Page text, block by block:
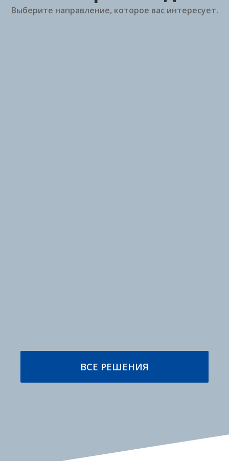
Выберите направление, которое вас интересует.
ПОДРОБНЕЕ
ВСЕ РЕШЕНИЯ